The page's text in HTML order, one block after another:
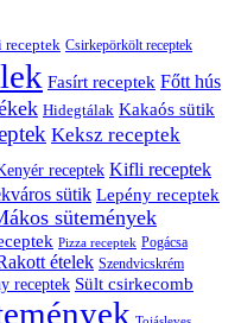
Csirkepörkölt receptek
Fasírt receptek Főtt hús
Hidegtálak Kakaós sütik
Keksz receptek
receptek Kifli receptek
sütik Lepény receptek
sütemények
Pizza receptek Pogácsa
ételek Szendvicskrém
receptek Sült csirkecomb